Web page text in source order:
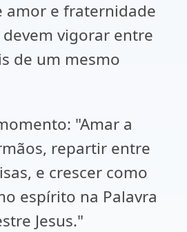
amor e fraternidade
vigorar entre
de um mesmo
"Amar a
repartir entre
e crescer como
espírito na Palavra
Jesus."